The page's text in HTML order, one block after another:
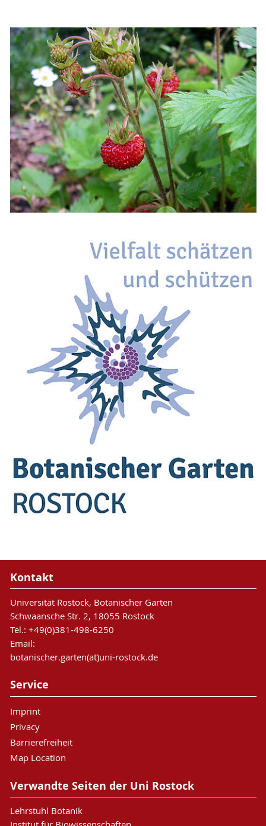
Kontakt
Universität Rostock, Botanischer Garten
Schwaansche Str. 2, 18055 Rostock
Tel.: +49(0)381-498-6250
Email:
botanischer.garten(at)uni-rostock.de
Service
Imprint
Privacy
Barrierefreiheit
Map Location
Verwandte Seiten der Uni Rostock
Lehrstuhl Botanik